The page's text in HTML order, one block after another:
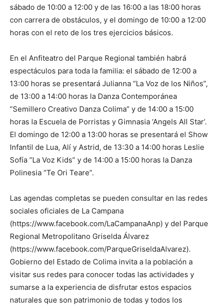
sábado de 10:00 a 12:00 y de las 16:00 a las 18:00 horas
con carrera de obstáculos, y el domingo de 10:00 a 12:00
horas con el reto de los tres ejercicios básicos.
En el Anfiteatro del Parque Regional también habrá
espectáculos para toda la familia: el sábado de 12:00 a
13:00 horas se presentará Julianna “La Voz de los Niños”,
de 13:00 a 14:00 horas la Danza Contemporánea
“Semillero Creativo Danza Colima” y de 14:00 a 15:00
horas la Escuela de Porristas y Gimnasia ‘Angels All Star’.
El domingo de 12:00 a 13:00 horas se presentará el Show
Infantil de Lua, Alí y Astrid, de 13:30 a 14:00 horas Leslie
Sofía “La Voz Kids” y de 14:00 a 15:00 horas la Danza
Polinesia “Te Ori Teare”.
Las agendas completas se pueden consultar en las redes
sociales oficiales de La Campana
(https://www.facebook.com/LaCampanaAnp) y del Parque
Regional Metropolitano Griselda Álvarez
(https://www.facebook.com/ParqueGriseldaAlvarez).
Gobierno del Estado de Colima invita a la población a
visitar sus redes para conocer todas las actividades y
sumarse a la experiencia de disfrutar estos espacios
naturales que son patrimonio de todas y todos los